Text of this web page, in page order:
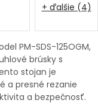
účet
PM-SDS-125OGM,
brúsky s
stojan je
a presné rezanie
a bezpečnosť.
+ ďalšie (4)